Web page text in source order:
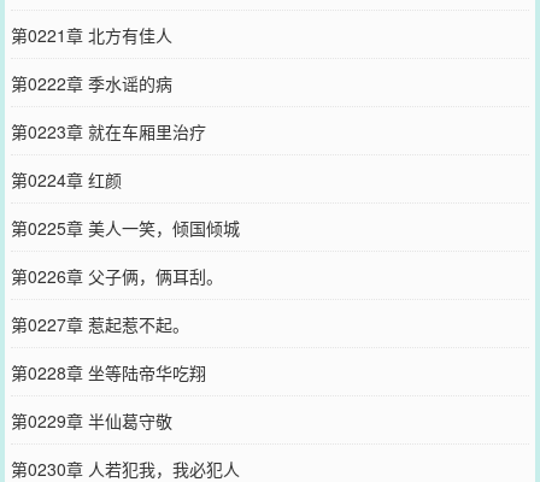
第0221章 北方有佳人
第0222章 季水谣的病
第0223章 就在车厢里治疗
第0224章 红颜
第0225章 美人一笑，倾国倾城
第0226章 父子俩，俩耳刮。
第0227章 惹起惹不起。
第0228章 坐等陆帝华吃翔
第0229章 半仙葛守敬
第0230章 人若犯我，我必犯人